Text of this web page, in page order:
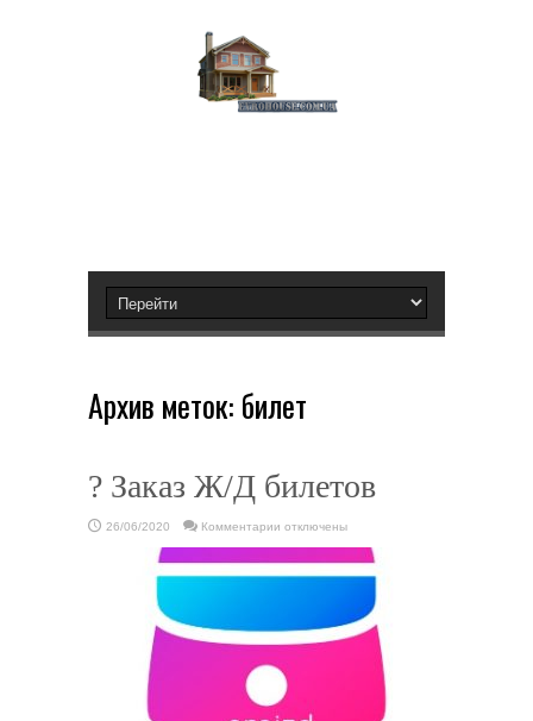
Архив меток: билет
? Заказ Ж/Д билетов
26/06/2020 Комментарии
?
Заказ
Ж/
отключены